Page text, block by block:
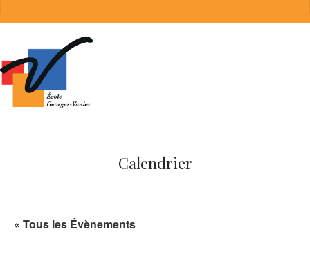
Calendrier
« Tous les Évènements